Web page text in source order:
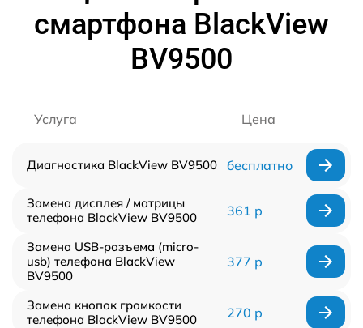
смартфона BlackView
BV9500
Услуга Цена
Диагностика BlackView BV9500 бесплатно
Замена дисплея / матрицы
телефона BlackView BV9500
361 р
Замена USB-разъема (micro-
usb) телефона BlackView
BV9500
377 р
Замена кнопок громкости
телефона BlackView BV9500
270 р